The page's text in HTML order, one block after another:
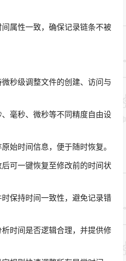
属性一致，确保记录链条不被
秒级调整文件的创建、访问与
毫秒、微秒等不同精度自由设
始时间信息，便于随时恢复。
可一键恢复至修改前的时间状
保持时间一致性，避免记录错
时间是否逻辑合理，并提供修